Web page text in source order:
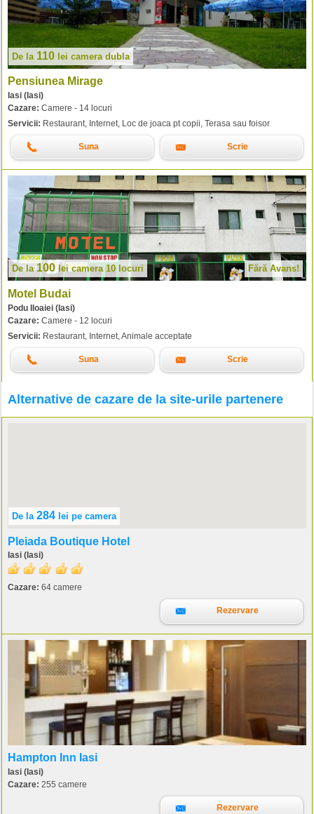
De la 110 lei camera dubla
Pensiunea Mirage
Iasi (Iasi)
Cazare: Camere - 14 locuri
Servicii: Restaurant, Internet, Loc de joaca pt copii, Terasa sau foisor
Suna Scrie
De la100leicamera 10 locuri Fără Avans!
Motel Budai
Podu Iloaiei (Iasi)
Cazare: Camere - 12 locuri
Servicii: Restaurant, Internet, Animale acceptate
Suna Scrie
Alternative de cazare de la site-urile partenere
De la 284 lei pe camera
Pleiada Boutique Hotel
Iasi (Iasi)
Cazare: 64 camere
Rezervare
Hampton Inn Iasi
Iasi (Iasi)
Cazare: 255 camere
Rezervare